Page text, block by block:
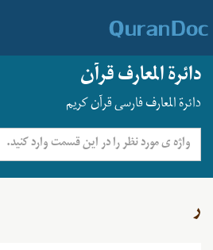
دائرة المعارف قرآن
دائرة المعارف فارسی قرآن کریم
ر